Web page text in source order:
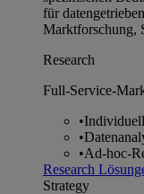
für
Marktforschung,
Research
Full-Service-
•
•
•Ad-hoc-
Research
Strategy